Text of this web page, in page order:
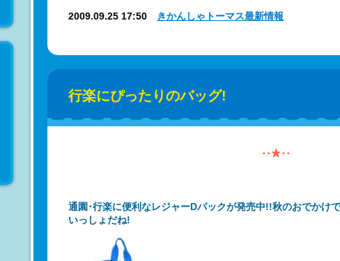
2009.09.25 17:50 きかんしゃトーマス最新情報
行楽にぴったりのバッグ!
･･★･･
通園･行楽に便利なレジャーDパックが発売中!!秋のおでかけ
いっしょだね!